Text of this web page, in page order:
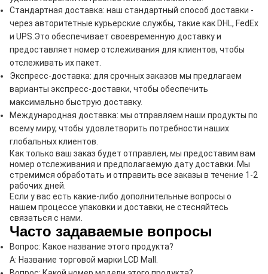
Стандартная доставка: наш стандартный способ доставки -
через авторитетные курьерские службы, такие как DHL, FedEx
и UPS.Это обеспечивает своевременную доставку и
предоставляет номер отслеживания для клиентов, чтобы
отслеживать их пакет.
Экспресс-доставка: для срочных заказов мы предлагаем
варианты экспресс-доставки, чтобы обеспечить
максимально быструю доставку.
Международная доставка: мы отправляем наши продукты по
всему миру, чтобы удовлетворить потребности наших
глобальных клиентов.
Как только ваш заказ будет отправлен, мы предоставим вам
номер отслеживания и предполагаемую дату доставки. Мы
стремимся обработать и отправить все заказы в течение 1-2
рабочих дней.
Если у вас есть какие-либо дополнительные вопросы о
нашем процессе упаковки и доставки, не стесняйтесь
связаться с нами.
Часто задаваемые вопросы
Вопрос: Какое название этого продукта?
A: Название торговой марки LCD Mall.